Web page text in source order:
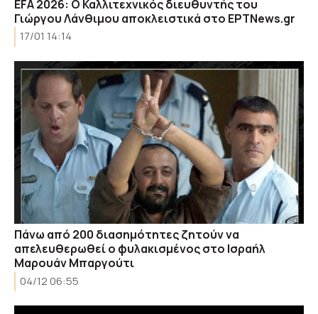
EFA 2026: Ο Καλλιτεχνικός διευθυντής του
Γιώργου Λάνθιμου αποκλειστικά στο ΕΡΤΝews.gr
17/01 14:14
Πάνω από 200 διασημότητες ζητούν να
απελευθερωθεί ο φυλακισμένος στο Ισραήλ
Μαρουάν Μπαργούτι
04/12 06:55